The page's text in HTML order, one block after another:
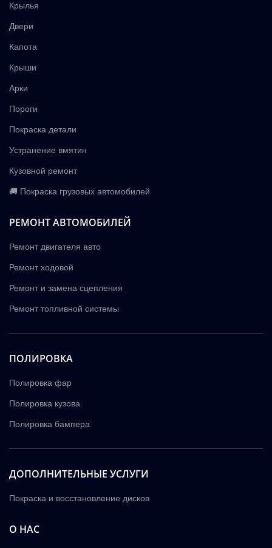
Крылья
Двери
Капота
Крыши
Арки
Пороги
Покраска детали
Устранение вмятин
Кузовной ремонт
🚚 Покраска грузовых автомобилей
РЕМОНТ АВТОМОБИЛЕЙ
Ремонт двигателя авто
Ремонт ходовой
Ремонт и замена сцепления
Ремонт топливной системы
ПОЛИРОВКА
Полировка фар
Полировка кузова
Полировка бампера
ДОПОЛНИТЕЛЬНЫЕ УСЛУГИ
Покраска и восстановление дисков
О НАС